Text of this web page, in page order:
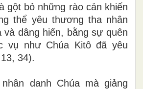
gột bỏ những rào cản khiến
thể yêu thương tha nhân
dâng hiến, bằng sự quên
vụ như Chúa Kitô đã yêu
34).
danh Chúa mà giảng